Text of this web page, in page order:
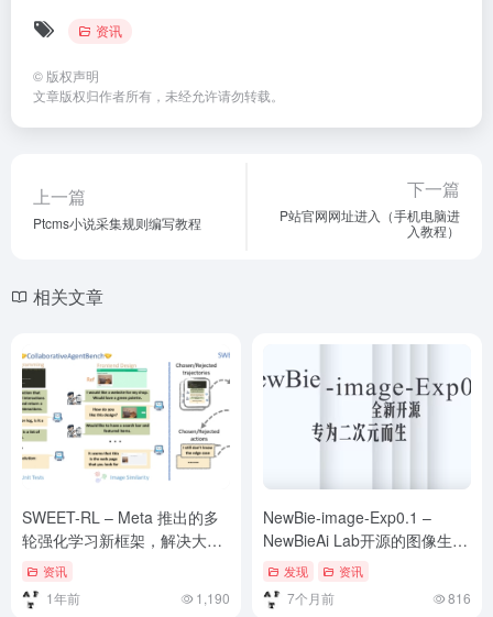
资讯
© 版权声明
文章版权归作者所有，未经允许请勿转载。
上一篇
Ptcms小说采集规则编写教程
下一篇
P站官网网址进入（手机电脑进
入教程）
相关文章
SWEET-RL – Meta 推出的多
轮强化学习新框架，解决大型
语言模型复杂难题
资讯
1年前 1,190
NewBie-image-Exp0.1 –
NewBieAi Lab开源的图像生成
模型，能生成高质量动漫图像
发现 资讯
7个月前 816